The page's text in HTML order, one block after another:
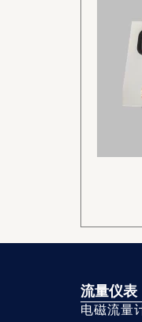
流量仪表
电磁流量